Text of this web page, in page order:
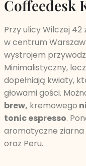
Coffeedesk
Przy ulicy Wilczej
w centrum
wystrojem
Minimalistyczny,
dopełniają kwiaty,
głowami gości.
brew, kremowego
tonic espresso.
aromatyczne ziarna
oraz Peru.